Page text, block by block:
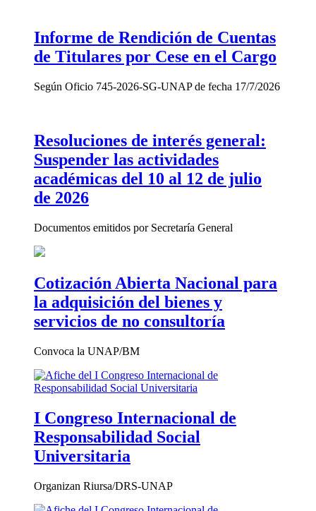
Informe de Rendición de Cuentas
de Titulares por Cese en el Cargo
Según Oficio 745-2026-SG-UNAP de fecha 17/7/2026
Resoluciones de interés general:
Suspender las actividades
académicas del 10 al 12 de julio
de 2026
Documentos emitidos por Secretaría General
Cotización Abierta Nacional para
la adquisición del bienes y
servicios de no consultoría
Convoca la UNAP/BM
I Congreso Internacional de
Responsabilidad Social
Universitaria
Organizan Riursa/DRS-UNAP